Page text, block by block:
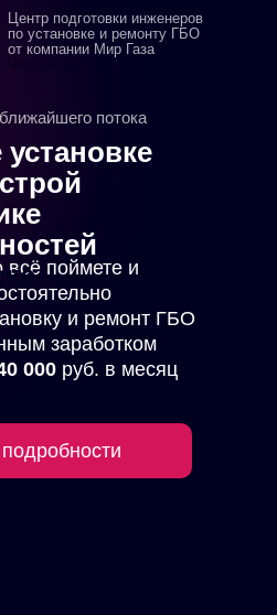
всё поймете и
и ремонт ГБО
заработком
000 руб. в месяц
Центр подготовки инженеров
по установке и ремонту ГБО
от компании Мир Газа
потока